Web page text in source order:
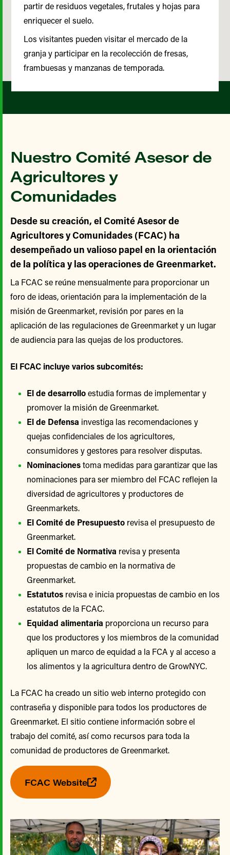
Nuestro Comité Asesor de
Agricultores y
Comunidades
Desde su creación, el Comité Asesor de
Agricultores y Comunidades (FCAC) ha
desempeñado un valioso papel en la orientación
de la política y las operaciones de Greenmarket.
La FCAC se reúne mensualmente para proporcionar un
foro de ideas, orientación para la implementación de la
misión de Greenmarket, revisión por pares en la
aplicación de las regulaciones de Greenmarket y un lugar
de audiencia para las quejas de los productores.
El FCAC incluye varios subcomités:
El de desarrolloestudia formas de implementar y
promover la misión de Greenmarket.
El de Defensa investiga las recomendaciones y
quejas confidenciales de los agricultores,
consumidores y gestores para resolver disputas.
Nominacionestoma medidas para garantizar que las
nominaciones para ser miembro del FCAC reflejen la
diversidad de agricultores y productores de
Greenmarkets.
El Comité de Presupuesto revisa el presupuesto de
Greenmarket.
El Comité de Normativa revisa y presenta
propuestas de cambio en la normativa de
Greenmarket.
Estatutos revisa e inicia propuestas de cambio en los
estatutos de la FCAC.
Equidad alimentaria proporciona un recurso para
que los productores y los miembros de la comunidad
apliquen un marco de equidad a la FCA y al acceso a
los alimentos y la agricultura dentro de GrowNYC.
La FCAC ha creado un sitio web interno protegido con
contraseña y disponible para todos los productores de
Greenmarket. El sitio contiene información sobre el
trabajo del comité, así como recursos para toda la
comunidad de productores de Greenmarket.
FCAC Website
partir de residuos vegetales, frutales y hojas para
enriquecer el suelo.
Los visitantes pueden visitar el mercado de la
granja y participar en la recolección de fresas,
frambuesas y manzanas de temporada.